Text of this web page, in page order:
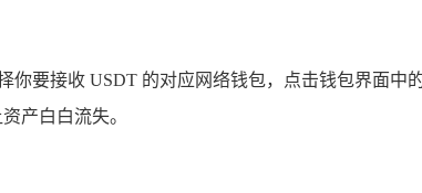
你要接收 USDT 的对应网络钱包，点击钱包界面
产白白流失。